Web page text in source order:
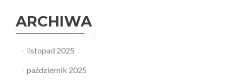
ARCHIWA
listopad 2025
październik 2025